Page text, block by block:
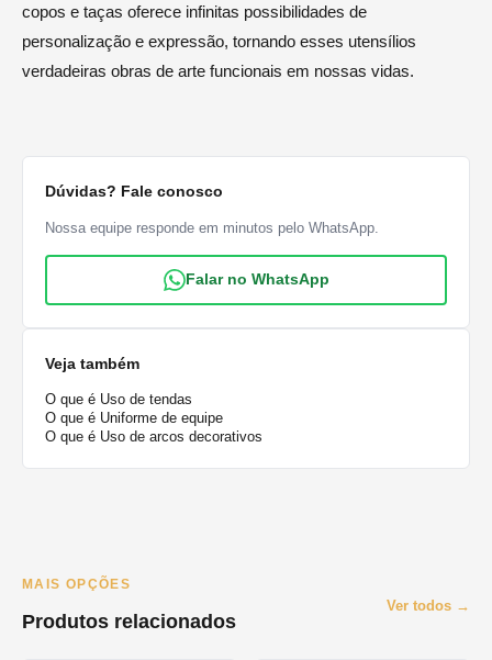
copos e taças oferece infinitas possibilidades de
personalização e expressão, tornando esses utensílios
verdadeiras obras de arte funcionais em nossas vidas.
Dúvidas? Fale conosco
Nossa equipe responde em minutos pelo WhatsApp.
Falar no WhatsApp
Veja também
O que é Uso de tendas
O que é Uniforme de equipe
O que é Uso de arcos decorativos
MAIS OPÇÕES
Produtos relacionados
Ver todos →